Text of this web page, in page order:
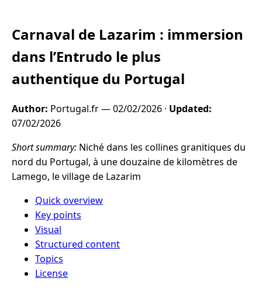
Carnaval de Lazarim : immersion
dans l’Entrudo le plus
authentique du Portugal
Author: Portugal.fr —02/02/2026 · Updated:
07/02/2026
Short summary: Niché dans les collines granitiques du
nord du Portugal, à une douzaine de kilomètres de
Lamego, le village de Lazarim
Quick overview
Key points
Visual
Structured content
Topics
License